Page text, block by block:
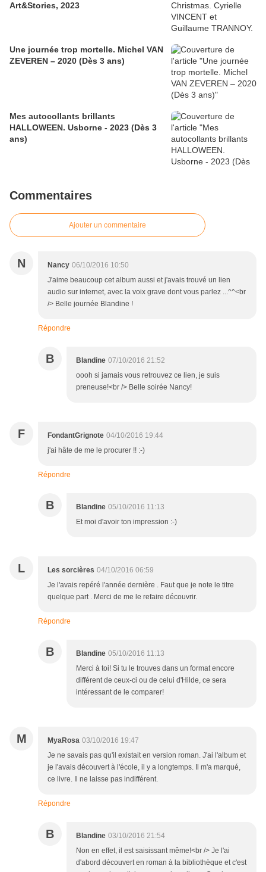
Art&Stories, 2023
Une journée trop mortelle. Michel VAN
ZEVEREN – 2020 (Dès 3 ans)
Mes autocollants brillants
HALLOWEEN. Usborne - 2023 (Dès 3
ans)
Commentaires
Ajouter un commentaire
N Nancy 06/10/2016 10:50
J'aime beaucoup cet album aussi et j'avais trouvé un lien
audio sur internet, avec la voix grave dont vous parlez ...^^<br
/> Belle journée Blandine !
Répondre
B Blandine 07/10/2016 21:52
oooh si jamais vous retrouvez ce lien, je suis
preneuse!<br /> Belle soirée Nancy!
F FondantGrignote 04/10/2016 19:44
j'ai hâte de me le procurer !! :-)
Répondre
B Blandine 05/10/2016 11:13
Et moi d'avoir ton impression :-)
L Les sorcières 04/10/2016 06:59
Je l'avais repéré l'année dernière . Faut que je note le titre
quelque part . Merci de me le refaire découvrir.
Répondre
B Blandine 05/10/2016 11:13
Merci à toi! Si tu le trouves dans un format encore
différent de ceux-ci ou de celui d'Hilde, ce sera
intéressant de le comparer!
M MyaRosa 03/10/2016 19:47
Je ne savais pas qu'il existait en version roman. J'ai l'album et
je l'avais découvert à l'école, il y a longtemps. Il m'a marqué,
ce livre. Il ne laisse pas indifférent.
Répondre
B Blandine 03/10/2016 21:54
Non en effet, il est saisissant même!<br /> Je l'ai
d'abord découvert en roman à la bibliothèque et c'est